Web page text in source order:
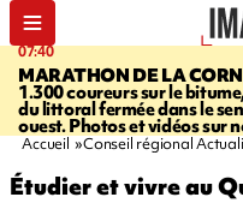
07:40
MARATHON DE LA
1.300 coureurs sur le
du littoral fermée dans le
ouest. Photos et vidéos sur
Accueil Conseil régional
Étudier et vivre au